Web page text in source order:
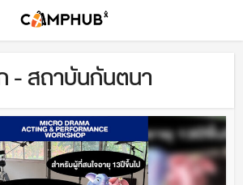
- สถาบันกันตนา